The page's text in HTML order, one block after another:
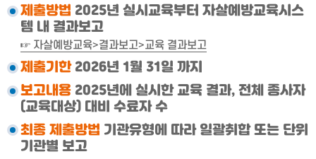
제출방법 2025년 실시교육부터 자살예방교육시스
템 내 결과보고
☞ 자살예방교육>결과보고>교육 결과보고
제출기한2026년 1월 31일 까지
보고내용 2025년에 실시한 교육 결과, 전체 종사자
(교육대상) 대비 수료자 수
최종 제출방법 기관유형에 따라 일괄취합 또는 단위
기관별 보고